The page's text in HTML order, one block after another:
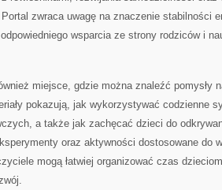
Portal zwraca uwagę na znaczenie stabilności
wsparcia ze strony rodziców i
miejsce, gdzie można znaleźć pomysły
pokazują, jak wykorzystywać codzienne
a także jak zachęcać dzieci do
oraz aktywności dostosowane do
mogą łatwiej organizować czas